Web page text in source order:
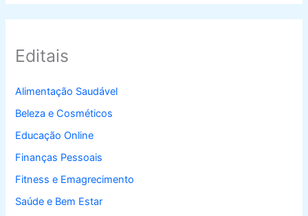
Editais
Alimentação Saudável
Beleza e Cosméticos
Educação Online
Finanças Pessoais
Fitness e Emagrecimento
Saúde e Bem Estar